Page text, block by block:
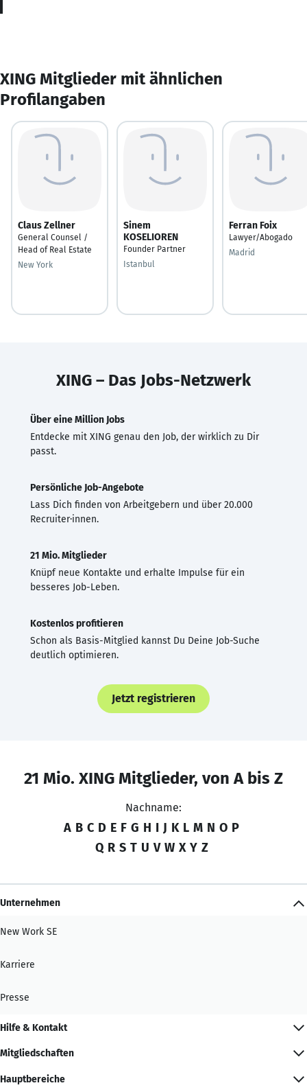
XING Mitglieder mit ähnlichen
Profilangaben
Claus Zellner
General Counsel /
Head of Real Estate
New York
Sinem
KOSELIOREN
Founder Partner
Istanbul
Ferran Foix
Lawyer/Abogado
Madrid
XING – Das Jobs-Netzwerk
Über eine Million Jobs
Entdecke mit XING genau den Job, der wirklich zu Dir
passt.
Persönliche Job-Angebote
Lass Dich finden von Arbeitgebern und über 20.000
Recruiter·innen.
21 Mio. Mitglieder
Knüpf neue Kontakte und erhalte Impulse für ein
besseres Job-Leben.
Kostenlos profitieren
Schon als Basis-Mitglied kannst Du Deine Job-Suche
deutlich optimieren.
Jetzt registrieren
21 Mio. XING Mitglieder, von A bis Z
Nachname:
A B C D E F G H I J K L M N O P
Q R S T U V W X Y Z
Unternehmen
New Work SE
Karriere
Presse
Hilfe & Kontakt
Mitgliedschaften
Hauptbereiche